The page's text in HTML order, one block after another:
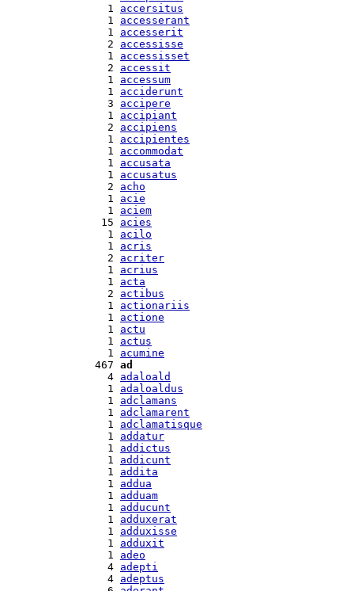
  1
accersitus
  1
accesserant
  1
accesserit
  2
accessisse
  1
accessisset
  2
accessit
  1
accessum
  1
acciderunt
  3
accipere
  1
accipiant
  2
accipiens
  1
accipientes
  1
accommodat
  1
accusata
  1
accusatus
  2
acho
  1
acie
  1
aciem
15 acies
  1
acilo
  1
acris
  2
acriter
  1
acrius
  1
acta
  2
actibus
  1
actionariis
  1
actione
  1
actu
  1
actus
  1
acumine
467 ad
  4
adaloald
  1
adaloaldus
  1
adclamans
  1
adclamarent
  1
adclamatisque
  1
addatur
  1
addictus
  1
addicunt
  1
addita
  1
addua
  1
adduam
  1
adducunt
  1
adduxerat
  1
adduxisse
  1
adduxit
  1
adeo
  4
adepti
  4
adeptus